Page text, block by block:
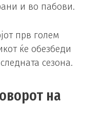
и во пабови.
прв голем
ќе обезбеди
сезона.
на